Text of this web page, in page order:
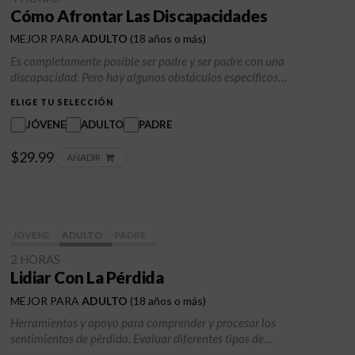
Cómo Afrontar Las Discapacidades
MEJOR PARAADULTO (18 años o más)
Es completamente posible ser padre y ser padre con una
discapacidad. Pero hay algunos obstáculos específicos
analizará las limitaciones físicas, las necesidades de
atención médica específicas y el bienestar infantil en
ELIGE TU SELECCIÓN
JÓVENE ADULTO PADRE
$29.99 AÑADIR
ADULTO
2 HORAS
Lidiar Con La Pérdida
MEJOR PARAADULTO (18 años o más)
Herramientas y apoyo para comprender y procesar los
sentimientos de pérdida. Evaluar diferentes tipos de